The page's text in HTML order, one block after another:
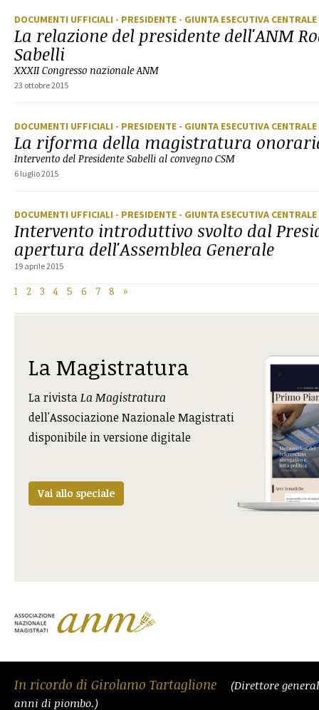
DOCUMENTI UFFICIALI - PRESIDENTE - GIUNTA ESECUTIVA CENTRALE
La relazione del presidente dell'ANM
Sabelli
XXXII Congresso nazionale ANM
23 ottobre 2015
DOCUMENTI UFFICIALI - PRESIDENTE - GIUNTA ESECUTIVA CENTRALE
La riforma della magistratura
Intervento del Presidente Sabelli al convegno CSM
6 luglio 2015
DOCUMENTI UFFICIALI - PRESIDENTE - GIUNTA ESECUTIVA CENTRALE
Intervento introduttivo svolto dal
apertura dell'Assemblea Generale
19 aprile 2015
1 2 3 4 5 6 7 8 »
La Magistratura
La rivistaLa Magistratura
dell'Associazione Nazionale Magistrati
disponibile in versione digitale
Vai allo speciale
In ricordo di Girolamo Tartaglione
(Direttore
anni di piombo.)